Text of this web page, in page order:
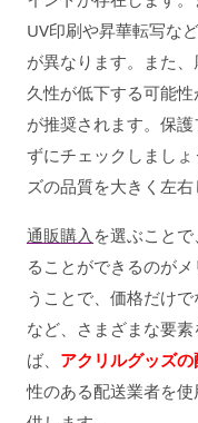
UV印刷や昇華転写な
が異なります。また
久性が低下する可能
が推奨されます。保
ずにチェックしまし
ズの品質を大きく左右
通販購入 を選ぶこと
ることができるのが
うことで、価格だけ
など、さまざまな要
ば、 アクリルグッズの
性のある配送業者を